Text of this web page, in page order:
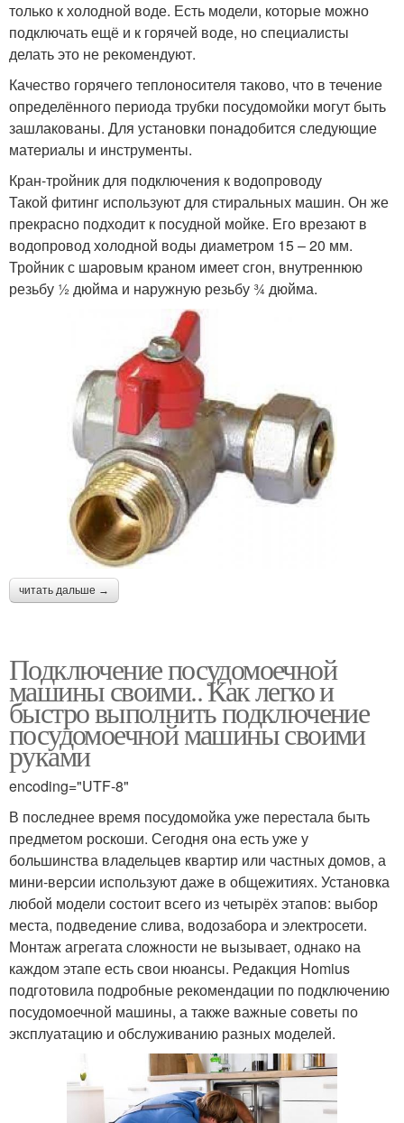
только к холодной воде. Есть модели, которые можно
подключать ещё и к горячей воде, но специалисты
делать это не рекомендуют.
Качество горячего теплоносителя таково, что в течение
определённого периода трубки посудомойки могут быть
зашлакованы. Для установки понадобится следующие
материалы и инструменты.
Кран-тройник для подключения к водопроводу
Такой фитинг используют для стиральных машин. Он же
прекрасно подходит к посудной мойке. Его врезают в
водопровод холодной воды диаметром 15 – 20 мм.
Тройник с шаровым краном имеет сгон, внутреннюю
резьбу ½ дюйма и наружную резьбу ¾ дюйма.
читать дальше →
Подключение посудомоечной
машины своими.. Как легко и
быстро выполнить подключение
посудомоечной машины своими
руками
encoding="UTF-8"
В последнее время посудомойка уже перестала быть
предметом роскоши. Сегодня она есть уже у
большинства владельцев квартир или частных домов, а
мини-версии используют даже в общежитиях. Установка
любой модели состоит всего из четырёх этапов: выбор
места, подведение слива, водозабора и электросети.
Монтаж агрегата сложности не вызывает, однако на
каждом этапе есть свои нюансы. Редакция Homius
подготовила подробные рекомендации по подключению
посудомоечной машины, а также важные советы по
эксплуатацию и обслуживанию разных моделей.